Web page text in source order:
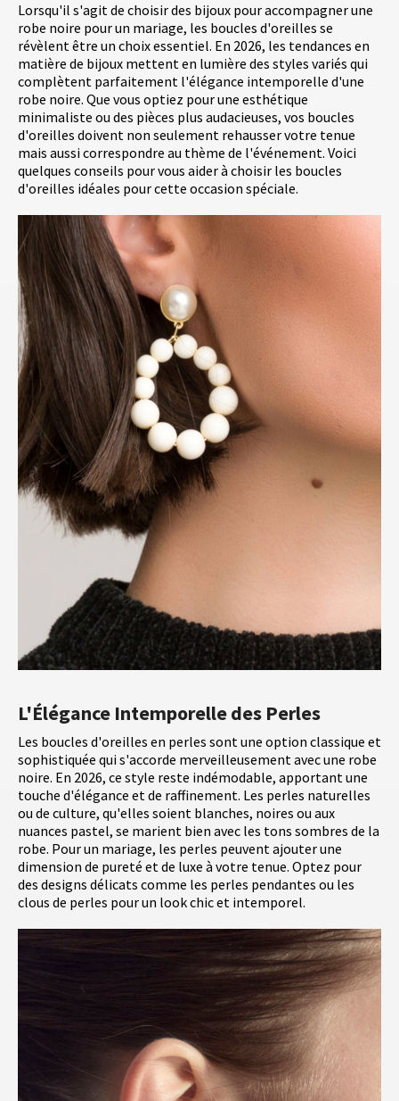
Lorsqu'il s'agit de choisir des bijoux pour accompagner une
robe noire pour un mariage, les boucles d'oreilles se
révèlent être un choix essentiel. En 2026, les tendances en
matière de bijoux mettent en lumière des styles variés qui
complètent parfaitement l'élégance intemporelle d'une
robe noire. Que vous optiez pour une esthétique
minimaliste ou des pièces plus audacieuses, vos boucles
d'oreilles doivent non seulement rehausser votre tenue
mais aussi correspondre au thème de l'événement. Voici
quelques conseils pour vous aider à choisir les boucles
d'oreilles idéales pour cette occasion spéciale.
L'Élégance Intemporelle des Perles
Les boucles d'oreilles en perles sont une option classique et
sophistiquée qui s'accorde merveilleusement avec une robe
noire. En 2026, ce style reste indémodable, apportant une
touche d'élégance et de raffinement. Les perles naturelles
ou de culture, qu'elles soient blanches, noires ou aux
nuances pastel, se marient bien avec les tons sombres de la
robe. Pour un mariage, les perles peuvent ajouter une
dimension de pureté et de luxe à votre tenue. Optez pour
des designs délicats comme les perles pendantes ou les
clous de perles pour un look chic et intemporel.